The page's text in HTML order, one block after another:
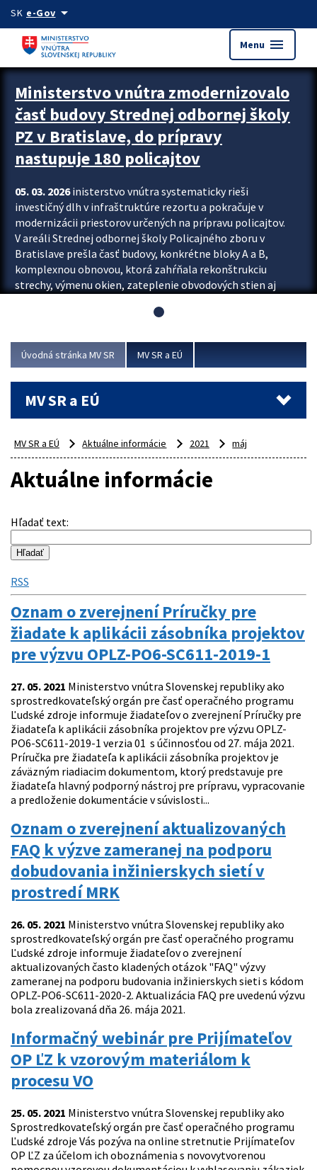
Preskocit na hlavný obsah
SK e-Govarrow_drop_down
Menu menu
Ministerstvo vnútra zmodernizovalo
časť budovy Strednej odbornej školy
PZ v Bratislave, do prípravy
nastupuje 180 policajtov
05. 03. 2026inisterstvo vnútra systematicky rieši
investičný dlh v infraštruktúre rezortu a pokračuje v
modernizácii priestorov určených na prípravu policajtov.
V areáli Strednej odbornej školy Policajného zboru v
Bratislave prešla časť budovy, konkrétne bloky A a B,
komplexnou obnovou, ktorá zahŕňala rekonštrukciu
strechy, výmenu okien, zateplenie obvodových stien aj
aj interiéru, kde vznikli nové učebne a moderné
Viac
Úvodná stránka MV SR MV SR a EÚ
MV SR a EÚ
MV SR a EÚ Aktuálne informácie 2021 máj
Aktuálne informácie
Hľadať text:
RSS
Oznam o zverejnení Príručky pre
žiadate k aplikácii zásobníka projektov
pre výzvu OPLZ-PO6-SC611-2019-1
27. 05. 2021 Ministerstvo vnútra Slovenskej republiky ako
sprostredkovateľský orgán pre časť operačného programu
Ľudské zdroje informuje žiadateľov o zverejnení Príručky pre
žiadateľa k aplikácii zásobníka projektov pre výzvu OPLZ-
PO6-SC611-2019-1 verzia 01 s účinnosťou od 27. mája 2021.
Príručka pre žiadateľa k aplikácii zásobníka projektov je
záväzným riadiacim dokumentom, ktorý predstavuje pre
žiadateľa hlavný podporný nástroj pre prípravu, vypracovanie
a predloženie dokumentácie v súvislosti...
Oznam o zverejnení aktualizovaných
FAQ k výzve zameranej na podporu
dobudovania inžinierskych sietí v
prostredí MRK
26. 05. 2021 Ministerstvo vnútra Slovenskej republiky ako
sprostredkovateľský orgán pre časť operačného programu
Ľudské zdroje informuje žiadateľov o zverejnení
aktualizovaných často kladených otázok "FAQ" výzvy
zameranej na podporu budovania inžinierskych sieti s kódom
OPLZ-PO6-SC611-2020-2. Aktualizácia FAQ pre uvedenú výzvu
bola zrealizovaná dňa 26. mája 2021.
Informačný webinár pre Prijímateľov
OP ĽZ k vzorovým materiálom k
procesu VO
25. 05. 2021 Ministerstvo vnútra Slovenskej republiky ako
Sprostredkovateľský orgán pre časť operačného programu
Ľudské zdroje Vás pozýva na online stretnutie Prijímateľov
OP ĽZ za účelom ich oboznámenia s novovytvorenou